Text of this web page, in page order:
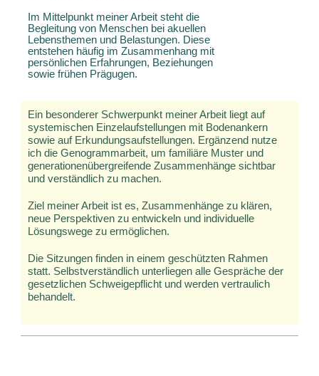
Im Mittelpunkt meiner Arbeit steht die
Begleitung von Menschen bei akuellen
Lebensthemen und Belastungen. Diese
entstehen häufig im Zusammenhang mit
persönlichen Erfahrungen, Beziehungen
sowie frühen Prägugen.
Ein besonderer Schwerpunkt meiner Arbeit liegt auf
systemischen Einzelaufstellungen mit Bodenankern
sowie auf Erkundungsaufstellungen. Ergänzend nutze
ich die Genogrammarbeit, um familiäre Muster und
generationenübergreifende Zusammenhänge sichtbar
und verständlich zu machen.
Ziel meiner Arbeit ist es, Zusammenhänge zu klären,
neue Perspektiven zu entwickeln und individuelle
Lösungswege zu ermöglichen.
Die Sitzungen finden in einem geschützten Rahmen
statt. Selbstverständlich unterliegen alle Gespräche der
gesetzlichen Schweigepflicht und werden vertraulich
behandelt.